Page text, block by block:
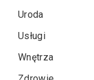
Uroda
Usługi
Wnętrza